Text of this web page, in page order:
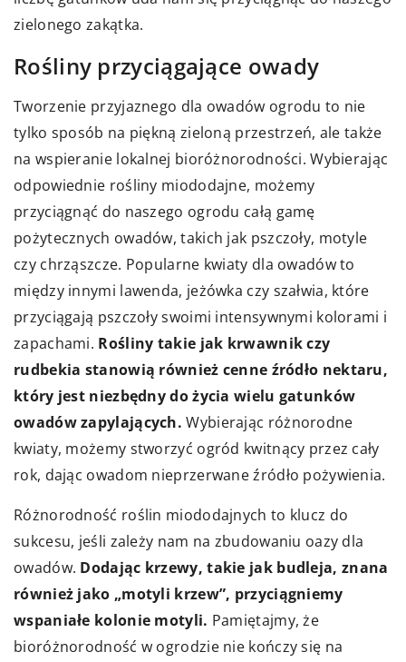
zielonego zakątka.
Rośliny przyciągające owady
Tworzenie przyjaznego dla owadów ogrodu to nie
tylko sposób na piękną zieloną przestrzeń, ale także
na wspieranie lokalnej bioróżnorodności. Wybierając
odpowiednie rośliny miododajne, możemy
przyciągnąć do naszego ogrodu całą gamę
pożytecznych owadów, takich jak pszczoły, motyle
czy chrząszcze. Popularne kwiaty dla owadów to
między innymi lawenda, jeżówka czy szałwia, które
przyciągają pszczoły swoimi intensywnymi kolorami i
zapachami. Rośliny takie jak krwawnik czy
rudbekia stanowią również cenne źródło nektaru,
który jest niezbędny do życia wielu gatunków
owadów zapylających. Wybierając różnorodne
kwiaty, możemy stworzyć ogród kwitnący przez cały
rok, dając owadom nieprzerwane źródło pożywienia.
Różnorodność roślin miododajnych to klucz do
sukcesu, jeśli zależy nam na zbudowaniu oazy dla
owadów. Dodając krzewy, takie jak budleja, znana
również jako „motyli krzew”, przyciągniemy
wspaniałe kolonie motyli. Pamiętajmy, że
bioróżnorodność w ogrodzie nie kończy się na